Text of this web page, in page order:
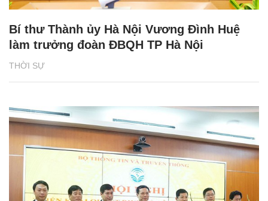
THỜI SỰ
Bí thư Thành ủy Hà Nội Vương Đình Huệ
làm trưởng đoàn ĐBQH TP Hà Nội